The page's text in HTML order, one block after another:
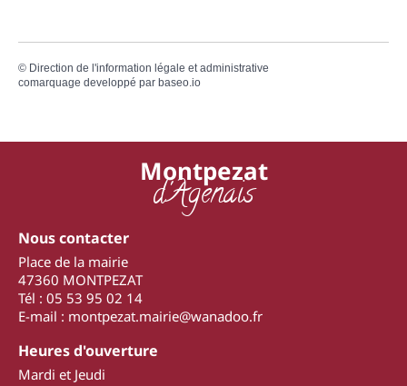
© Direction de l'information légale et administrative
comarquage developpé par baseo.io
Montpezat
d'Agenais
Nous contacter
Place de la mairie
47360 MONTPEZAT
Tél : 05 53 95 02 14
E-mail : montpezat.mairie@wanadoo.fr
Heures d'ouverture
Mardi et Jeudi